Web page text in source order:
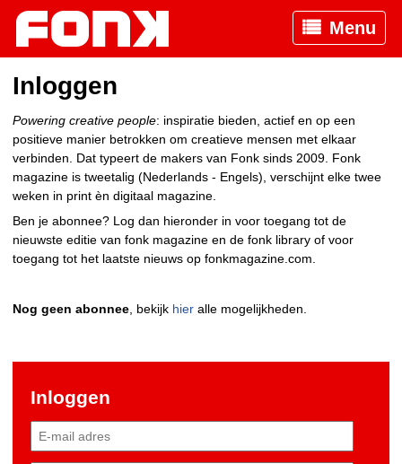
Menu
Inloggen
Powering creative people: inspiratie bieden, actief en op een
positieve manier betrokken om creatieve mensen met elkaar
verbinden. Dat typeert de makers van Fonk sinds 2009. Fonk
magazine is tweetalig (Nederlands - Engels), verschijnt elke twee
weken in print èn digitaal magazine.
Ben je abonnee? Log dan hieronder in voor toegang tot de
nieuwste editie van fonk magazine en de fonk library of voor
toegang tot het laatste nieuws op fonkmagazine.com.
Nog geen abonnee , bekijk hier alle mogelijkheden.
Inloggen